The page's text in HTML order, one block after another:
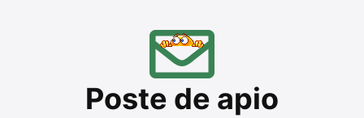
Pos­te de apio